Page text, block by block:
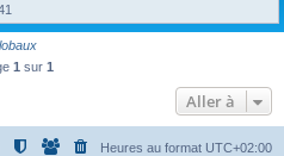
1 sur 1
Aller à
Heures au format UTC+02:00